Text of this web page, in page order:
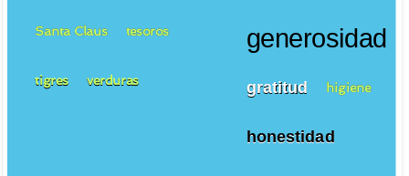
generosidad
gratitud higiene
honestidad
Santa Claus tesoros
tigres verduras